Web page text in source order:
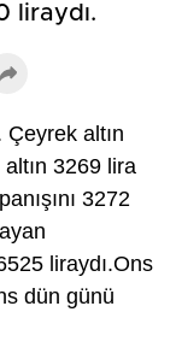
liraydı.
altın
3269 lira
3272
liraydı.Ons
dün günü